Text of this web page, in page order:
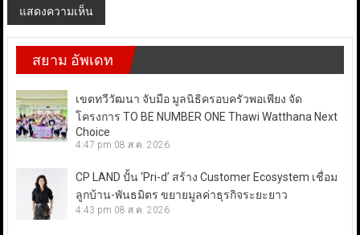
สยาม อัพเดท
เขตทวีวัฒนา จับมือ มูลนิธิครอบครัวพอเพียง จัด
โครงการ TO BE NUMBER ONE Thawi Watthana Next
Choice
4:47 pm 08 ส.ค. 2026
CP LAND ปั้น ‘Pri-d’ สร้าง Customer Ecosystem เชื่อม
ลูกบ้าน-พันธมิตร ขยายมูลค่าธุรกิจระยะยาว
4:43 pm 08 ส.ค. 2026